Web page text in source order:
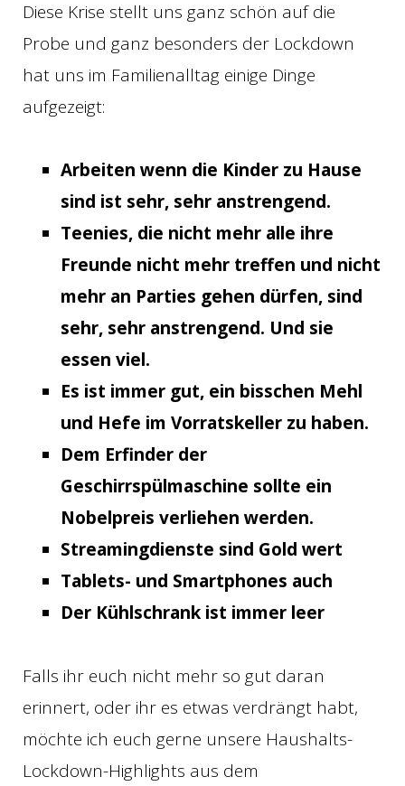
Diese Krise stellt uns ganz schön auf die
Probe und ganz besonders der Lockdown
hat uns im Familienalltag einige Dinge
aufgezeigt:
Arbeiten wenn die Kinder zu Hause
sind ist sehr, sehr anstrengend.
Teenies, die nicht mehr alle ihre
Freunde nicht mehr treffen und nicht
mehr an Parties gehen dürfen, sind
sehr, sehr anstrengend. Und sie
essen viel.
Es ist immer gut, ein bisschen Mehl
und Hefe im Vorratskeller zu haben.
Dem Erfinder der
Geschirrspülmaschine sollte ein
Nobelpreis verliehen werden.
Streamingdienste sind Gold wert
Tablets- und Smartphones auch
Der Kühlschrank ist immer leer
Falls ihr euch nicht mehr so gut daran
erinnert, oder ihr es etwas verdrängt habt,
möchte ich euch gerne unsere Haushalts-
Lockdown-Highlights aus dem